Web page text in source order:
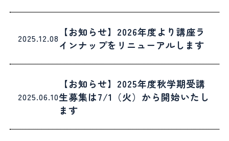
2025.12.08 【お知らせ】2026年度より講座ラ
インナップをリニューアルします
2025.06.10
【お知らせ】2025年度秋学期受講
生募集は7/1（火）から開始いたし
ます